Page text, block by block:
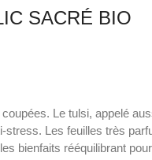
SACRÉ BIO
Le tulsi, appelé
stress. Les feuilles très
bienfaits rééquilibrant